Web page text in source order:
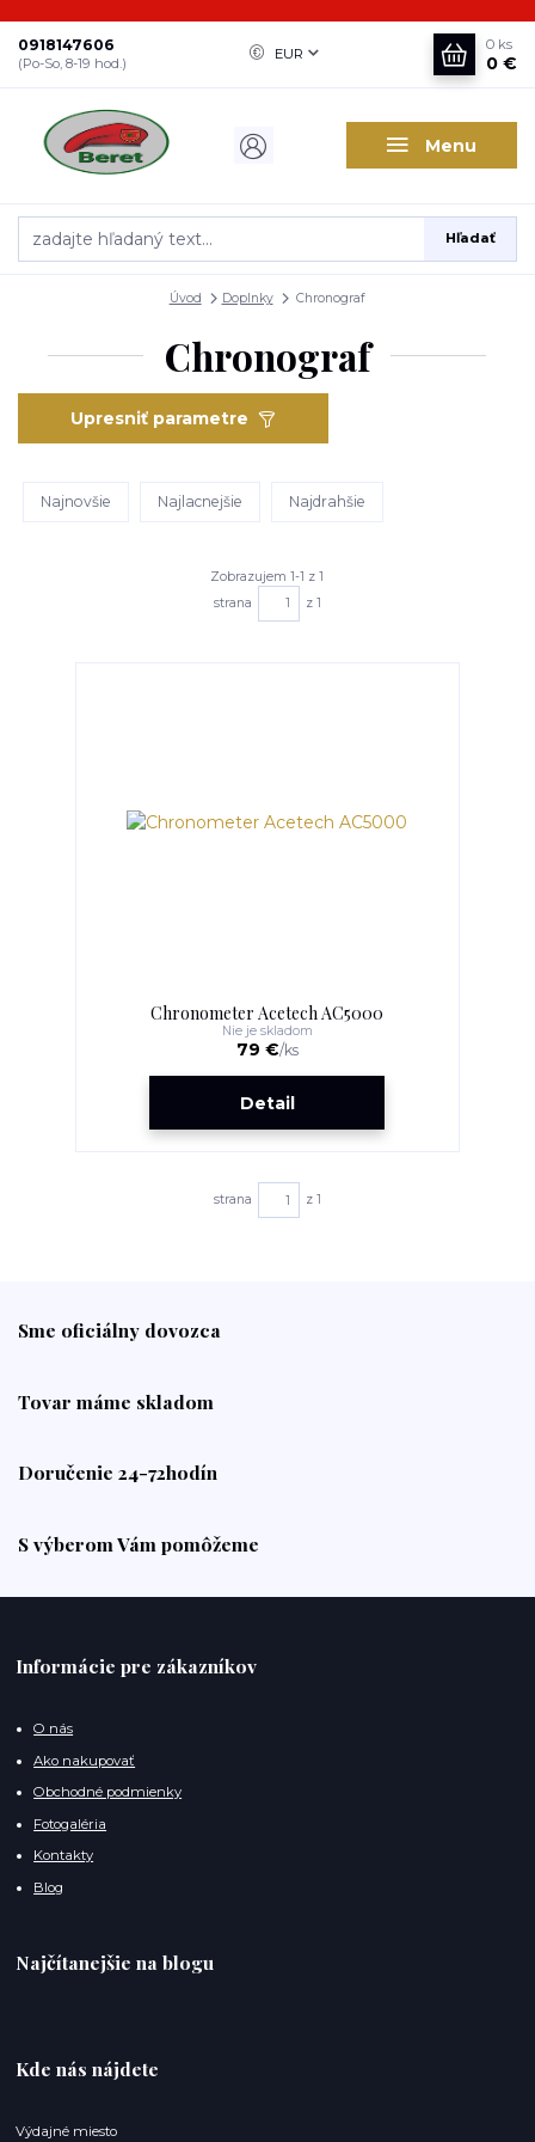
Menu
EUR
Hľadať
0918147606
(Po-So, 8-19 hod.)
0 ks
0 €
Úvod Doplnky Chronograf
Chronograf
Upresniť parametre
Najnovšie Najlacnejšie Najdrahšie
Zobrazujem 1-1 z 1
strana
z 1
Chronometer Acetech AC5000
79 €/ks
Nie je skladom
Detail
strana z 1
Sme oficiálny dovozca
Tovar máme skladom
Doručenie 24-72hodín
S výberom Vám pomôžeme
Informácie pre zákazníkov
O nás
Ako nakupovať
Obchodné podmienky
Fotogaléria
Kontakty
Blog
Najčítanejšie na blogu
Kde nás nájdete
Výdajné miesto